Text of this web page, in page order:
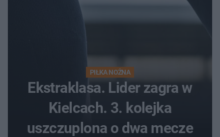
PIŁKA NOŻNA
Ekstraklasa. Lider zagra w
Kielcach. 3. kolejka
uszczuplona o dwa mecze